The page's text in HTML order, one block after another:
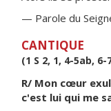
— Parole du
CANTIQUE
(1 S 2, 1, 4-5ab, 6-
R/ Mon cœur
c'est lui qui me